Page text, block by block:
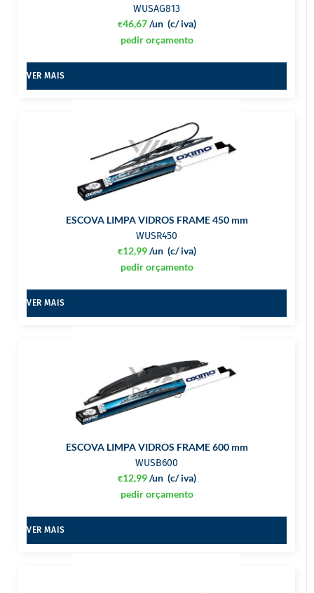
WUSAG813
€46,67 (c/ iva)
/un
pedir orçamento
VER MAIS
ESCOVA LIMPA VIDROS FRAME 450 mm
WUSR450
€12,99 (c/ iva)
/un
pedir orçamento
VER MAIS
ESCOVA LIMPA VIDROS FRAME 600 mm
WUSB600
€12,99 (c/ iva)
/un
pedir orçamento
VER MAIS